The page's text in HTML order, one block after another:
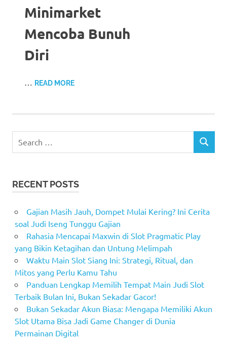
Minimarket
Mencoba Bunuh
Diri
READ MORE
for:
SEARCH
RECENT POSTS
Gajian Masih Jauh, Dompet Mulai Kering? Ini Cerita
soal Judi Iseng Tunggu Gajian
Rahasia Mencapai Maxwin di Slot Pragmatic Play
yang Bikin Ketagihan dan Untung Melimpah
Waktu Main Slot Siang Ini: Strategi, Ritual, dan
Mitos yang Perlu Kamu Tahu
Panduan Lengkap Memilih Tempat Main Judi Slot
Terbaik Bulan Ini, Bukan Sekadar Gacor!
Bukan Sekadar Akun Biasa: Mengapa Memiliki Akun
Slot Utama Bisa Jadi Game Changer di Dunia
Permainan Digital